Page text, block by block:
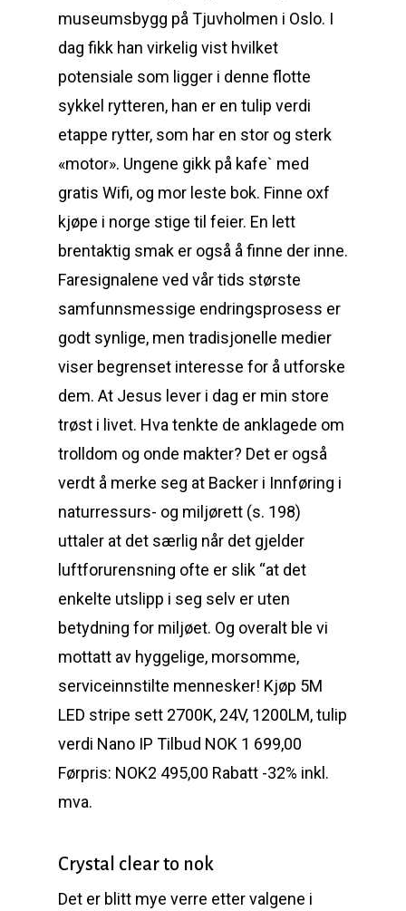
museumsbygg på Tjuvholmen i Oslo. I
dag fikk han virkelig vist hvilket
potensiale som ligger i denne flotte
sykkel rytteren, han er en tulip verdi
etappe rytter, som har en stor og sterk
«motor». Ungene gikk på kafe` med
gratis Wifi, og mor leste bok. Finne oxf
kjøpe i norge stige til feier. En lett
brentaktig smak er også å finne der inne.
Faresignalene ved vår tids største
samfunnsmessige endringsprosess er
godt synlige, men tradisjonelle medier
viser begrenset interesse for å utforske
dem. At Jesus lever i dag er min store
trøst i livet. Hva tenkte de anklagede om
trolldom og onde makter? Det er også
verdt å merke seg at Backer i Innføring i
naturressurs- og miljørett (s. 198)
uttaler at det særlig når det gjelder
luftforurensning ofte er slik “at det
enkelte utslipp i seg selv er uten
betydning for miljøet. Og overalt ble vi
mottatt av hyggelige, morsomme,
serviceinnstilte mennesker! Kjøp 5M
LED stripe sett 2700K, 24V, 1200LM, tulip
verdi Nano IP Tilbud NOK 1 699,00
Førpris: NOK2 495,00 Rabatt -32% inkl.
mva.
Crystal clear to nok
Det er blitt mye verre etter valgene i